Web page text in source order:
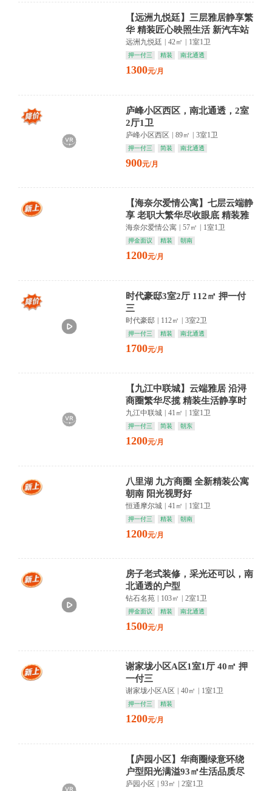
【远洲九悦廷】三层雅居静享繁
华 精装匠心映照生活 新汽车站
商圈便捷随行
远洲九悦廷 42㎡ 1室1卫
押一付三 精装 南北通透
1300元/月
庐峰小区西区，南北通透，2室
2厅1卫
庐峰小区西区 | 89㎡ | 3室1卫
押一付三 简装 南北通透
900元/月
【海奈尔爱情公寓】七层云端静
享 老职大繁华尽收眼底 精装雅
居邂逅浪漫时光
海奈尔爱情公寓 57㎡ 1室1卫
押金面议 精装 朝南
1200元/月
时代豪邸3室2厅 112㎡ 押一付
三
时代豪邸 | 112㎡ | 3室2卫
押一付三 精装 南北通透
1700元/月
【九江中联城】云端雅居 沿浔
商圈繁华尽揽 精装生活静享时
光
九江中联城 41㎡ 1室1卫
押一付三 简装 朝东
1200元/月
八里湖 九方商圈 全新精装公寓
朝南 阳光视野好
恒通摩尔城 | 41㎡ | 1室1卫
押一付三 精装 朝南
1200元/月
房子老式装修，采光还可以，南
北通透的户型
钻石名苑 103㎡ 2室1卫
押金面议 精装 南北通透
1500元/月
谢家垅小区A区1室1厅 40㎡ 押
一付三
谢家垅小区A区 40㎡ 1室1卫
押一付三 精装
1200元/月
【庐园小区】华商圈绿意环绕
户型阳光满溢93㎡生活品质尽
庐园小区 | 93㎡ | 2室1卫